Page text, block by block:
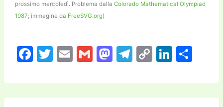
prossimo mercoledì. Problema dalla Colorado Mathematical Olympiad
1987; immagine da FreeSVG.org)
F
c
e
T
itt
er
E
ai
l
G
ai
l
M
st
o
T
e
gr
C
p
y
Li
k
e
C
n
di